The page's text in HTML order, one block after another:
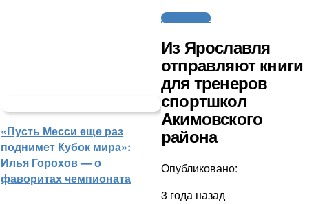
«Пусть Месси еще раз
поднимет Кубок мира»:
Илья Горохов — о
фаворитах чемпионата
Другие виды
Из Ярославля
отправляют книги
для тренеров
спортшкол
Акимовского
района
Опубликовано:
3 года назад